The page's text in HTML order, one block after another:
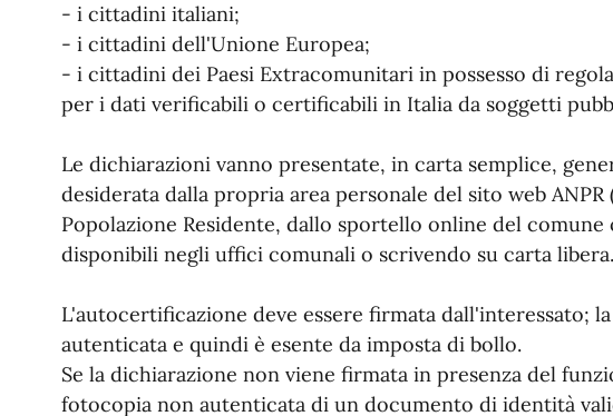
- i cittadini italiani;
- i cittadini dell'Unione Europea;
- i cittadini dei Paesi Extracomunitari in possesso di
per i dati verificabili o certificabili in Italia da soggetti
Le dichiarazioni vanno presentate, in carta semplice,
desiderata dalla propria area personale del sito web ANPR
Popolazione Residente, dallo sportello online del
disponibili negli uffici comunali o scrivendo su carta libera.
L'autocertificazione deve essere firmata dall'interessato;
autenticata e quindi è esente da imposta di bollo.
Se la dichiarazione non viene firmata in presenza del
fotocopia non autenticata di un documento di identità